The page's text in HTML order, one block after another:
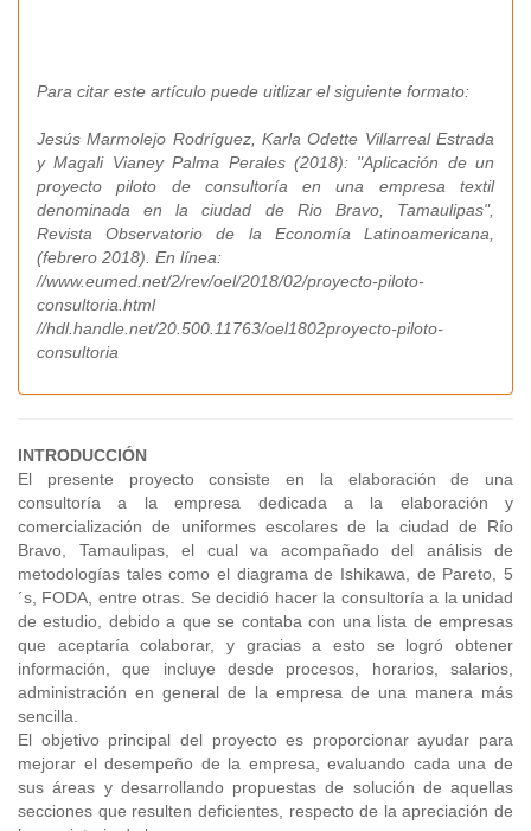
Para citar este artículo puede uitlizar el siguiente formato:
Jesús Marmolejo Rodríguez, Karla Odette Villarreal Estrada
y Magali Vianey Palma Perales (2018): "Aplicación de un
proyecto piloto de consultoría en una empresa textil
denominada en la ciudad de Rio Bravo, Tamaulipas",
Revista Observatorio de la Economía Latinoamericana,
(febrero 2018). En línea:
//www.eumed.net/2/rev/oel/2018/02/proyecto-piloto-
consultoria.html
//hdl.handle.net/20.500.11763/oel1802proyecto-piloto-
consultoria
INTRODUCCIÓN
El presente proyecto consiste en la elaboración de una
consultoría a la empresa dedicada a la elaboración y
comercialización de uniformes escolares de la ciudad de Río
Bravo, Tamaulipas, el cual va acompañado del análisis de
metodologías tales como el diagrama de Ishikawa, de Pareto, 5
´s, FODA, entre otras. Se decidió hacer la consultoría a la unidad
de estudio, debido a que se contaba con una lista de empresas
que aceptaría colaborar, y gracias a esto se logró obtener
información, que incluye desde procesos, horarios, salarios,
administración en general de la empresa de una manera más
sencilla.
El objetivo principal del proyecto es proporcionar ayudar para
mejorar el desempeño de la empresa, evaluando cada una de
sus áreas y desarrollando propuestas de solución de aquellas
secciones que resulten deficientes, respecto de la apreciación de